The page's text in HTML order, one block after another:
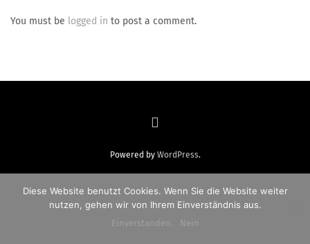
You must be logged in to post a comment.
Powered by WordPress.
Diese Website benutzt Cookies. Wenn Sie die Website weiter
nutzen, gehen wir von Ihrem Einverständnis aus.
Einverstanden. Nein